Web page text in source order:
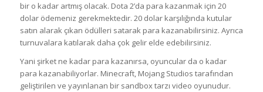
bir o kadar artmış olacak. Dota 2’da para kazanmak için 20
dolar ödemeniz gerekmektedir. 20 dolar karşılığında kutular
satın alarak çıkan ödülleri satarak para kazanabilirsiniz. Ayrıca
turnuvalara katılarak daha çok gelir elde edebilirsiniz.
Yani şirket ne kadar para kazanırsa, oyuncular da o kadar
para kazanabiliyorlar. Minecraft, Mojang Studios tarafından
geliştirilen ve yayınlanan bir sandbox tarzı video oyunudur.